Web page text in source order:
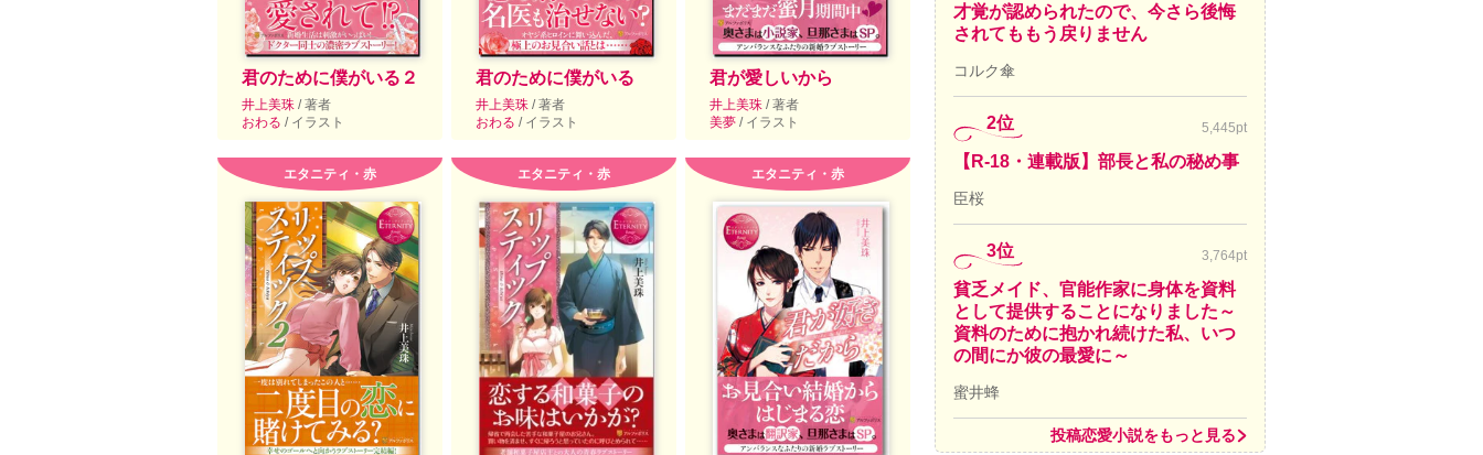
君のために僕がいる２
井上美珠 / 著者
おわる / イラスト
君のために僕がいる
井上美珠 / 著者
おわる / イラスト
君が愛しいから
井上美珠 / 著者
美夢 / イラスト
エタニティ・赤 エタニティ・赤 エタニティ・赤
才覚が認められたので、今さら後悔
されてももう戻りません
コルク傘
2位 5,445pt
【R-18・連載版】部長と私の秘め事
臣桜
3位 3,764pt
貧乏メイド、官能作家に身体を資料
として提供することになりました～
資料のために抱かれ続けた私、いつ
の間にか彼の最愛に～
蜜井蜂
投稿恋愛小説をもっと見る